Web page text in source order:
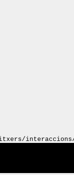
interaccions/